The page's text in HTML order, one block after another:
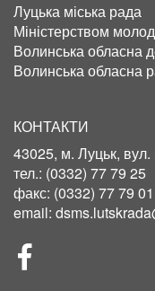
Луцька міська рада
Міністерством
Волинська обласна
Волинська обласна
КОНТАКТИ
43025, м. Луцьк,
тел.: (0332) 77 79 25
факс: (0332) 77 79 01
email:
СОЦІЛЬНІ
МЕРЕЖІ